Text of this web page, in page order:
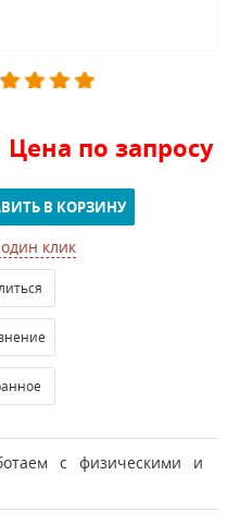
Цена по запросу
В КОРЗИНУ
клик
с физическими и